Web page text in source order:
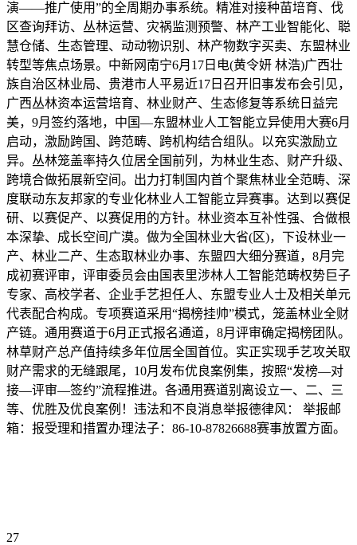
演——推广使用”的全周期办事系统。精准对接种苗培育、伐
区查询拜访、丛林运营、灾祸监测预警、林产工业智能化、聪
慧仓储、生态管理、动动物识别、林产物数字买卖、东盟林业
转型等焦点场景。中新网南宁6月17日电(黄令妍 林浩)广西壮
族自治区林业局、贵港市人平易近17日召开旧事发布会引见，
广西丛林资本运营培育、林业财产、生态修复等系统日益完
美，9月签约落地，中国—东盟林业人工智能立异使用大赛6月
启动，激励跨国、跨范畴、跨机构结合组队。以充实激励立
异。丛林笼盖率持久位居全国前列，为林业生态、财产升级、
跨境合做拓展新空间。出力打制国内首个聚焦林业全范畴、深
度联动东友邦家的专业化林业人工智能立异赛事。达到以赛促
研、以赛促产、以赛促用的方针。林业资本互补性强、合做根
本深挚、成长空间广漠。做为全国林业大省(区)，下设林业一
产、林业二产、生态取林业办事、东盟四大细分赛道，8月完
成初赛评审，评审委员会由国表里涉林人工智能范畴权势巨子
专家、高校学者、企业手艺担任人、东盟专业人士及相关单元
代表配合构成。专项赛道采用“揭榜挂帅”模式，笼盖林业全财
产链。通用赛道于6月正式报名通道，8月评审确定揭榜团队。
林草财产总产值持续多年位居全国首位。实正实现手艺攻关取
财产需求的无缝跟尾，10月发布优良案例集，按照“发榜—对
接—评审—签约”流程推进。各通用赛道别离设立一、二、三
等、优胜及优良案例！违法和不良消息举报德律风： 举报邮
箱：报受理和措置办理法子：86-10-87826688赛事放置方面。
27